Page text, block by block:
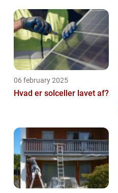
06 february 2025
Hvad er solceller lavet af?